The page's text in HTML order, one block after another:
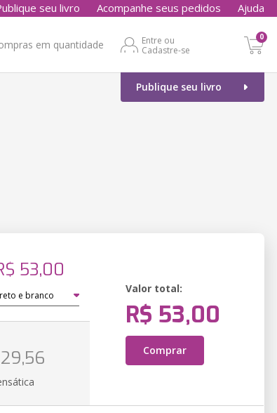
seu livro Acompanhe seus pedidos Ajuda
em quantidade
Entre ou
Cadastre-se
0
Publique seu livro
53,00
Valor total:
R$ 53,00
Comprar